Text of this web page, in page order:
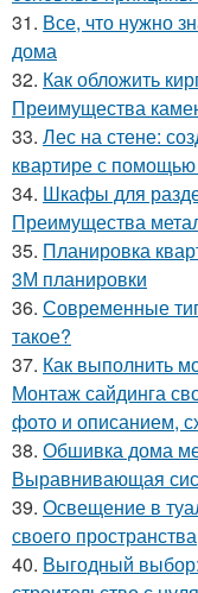
31. Все, что нужно
дома
32. Как обложить
Преимущества
33. Лес на стене:
квартире с
34. Шкафы для
Преимущества
35. Планировка
3М планировки
36. Современные
такое?
37. Как выполнить
Монтаж сайдинга
фото и описанием,
38. Обшивка дома
Выравнивающая
39. Освещение в
своего пространства
40. Выгодный выбор: